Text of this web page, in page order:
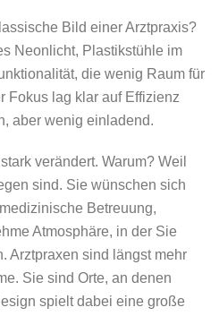
Bild einer Arztpraxis?
Neonlicht, Plastikstühle im
die wenig Raum für
Fokus lag klar auf Effizienz
aber wenig einladend.
verändert. Warum? Weil
sind. Sie wünschen sich
Betreuung,
Atmosphäre, in der Sie
Arztpraxen sind längst mehr
Sie sind Orte, an denen
spielt dabei eine große